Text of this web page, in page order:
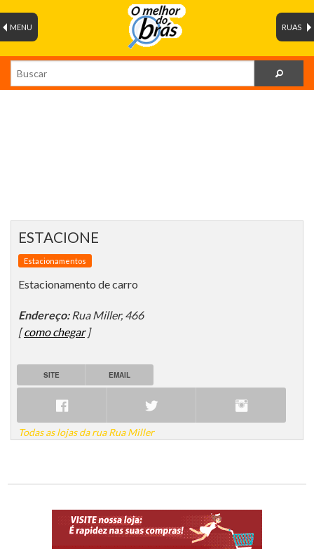
RUAS
MENU
ESTACIONE
Estacionamentos
Estacionamento de carro
Endereço: Rua Miller, 466
[como chegar]
SITE EMAIL
Todas as lojas da rua Rua Miller